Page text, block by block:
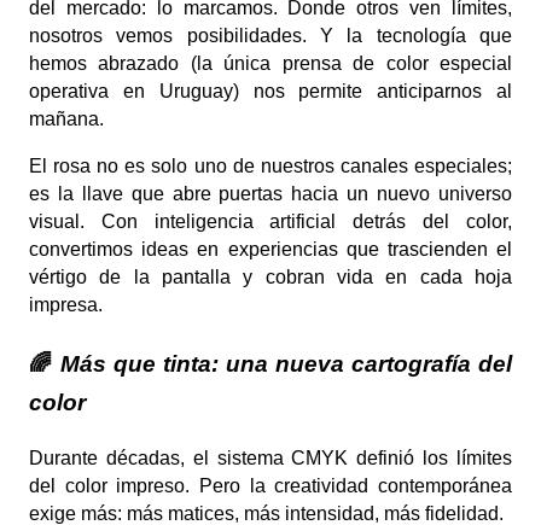
del mercado: lo marcamos. Donde otros ven límites,
nosotros vemos posibilidades. Y la tecnología que
hemos abrazado (la única prensa de color especial
operativa en Uruguay) nos permite anticiparnos al
mañana.
El rosa no es solo uno de nuestros canales especiales;
es la llave que abre puertas hacia un nuevo universo
visual. Con inteligencia artificial detrás del color,
convertimos ideas en experiencias que trascienden el
vértigo de la pantalla y cobran vida en cada hoja
impresa.
🌈 Más que tinta: una nueva cartografía del
color
Durante décadas, el sistema CMYK definió los límites
del color impreso. Pero la creatividad contemporánea
exige más: más matices, más intensidad, más fidelidad.